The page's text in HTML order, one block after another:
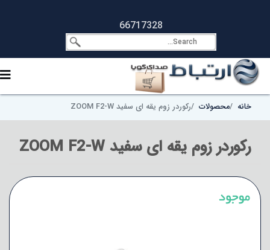
66717328
خانه محصولات رکوردر زوم یقه ای سفید ZOOM F2-W
رکوردر زوم یقه ای سفید ZOOM F2-W